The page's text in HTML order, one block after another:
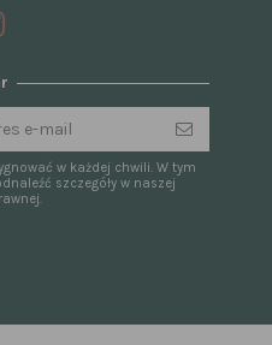
w każdej chwili. W tym
szczegóły w naszej